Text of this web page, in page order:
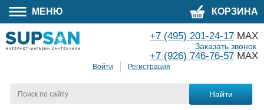
МЕНЮ КОРЗИНА
Войти Регистрация
+7 (495) 201-24-17 MAX
+7 (926) 746-76-57 MAX
Заказать звонок